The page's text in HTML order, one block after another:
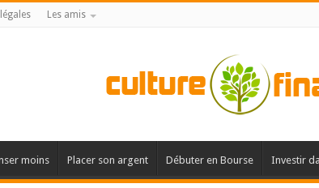
Les amis
moins Placer son argent Débuter en Bourse Investir